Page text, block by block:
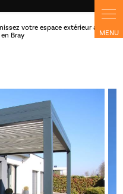
votre espace extérieur avec la
Bray